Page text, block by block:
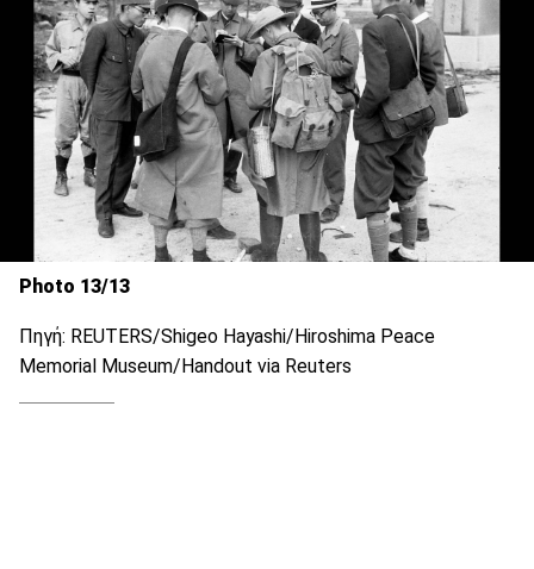
Photo 13/13
Πηγή: REUTERS/Shigeo Hayashi/Hiroshima Peace
Memorial Museum/Handout via Reuters